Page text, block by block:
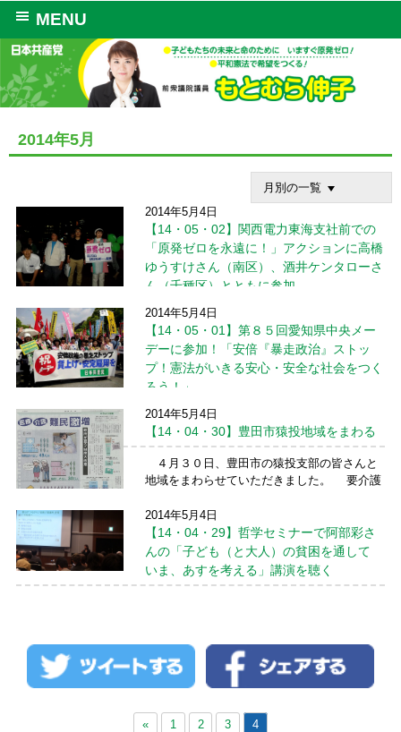
MENU
2014年5月
月別の一覧
2014年5月4日
【14・05・02】関西電力東海支社前での
「原発ゼロを永遠に！」アクションに高橋
ゆうすけさん（南区）、酒井ケンタローさ
ん（千種区）とともに参加
５月２日金曜日、関西電力東海支社前での
「原発ゼロを永遠に！」アクションに高橋ゆ
うすけさん（南区）、酒井ケンタローさん
（千種区）とともに参加。 通りがかった小
学生や中学生の子が、手拍子をとって一緒に
2014年5月4日
【14・05・01】第８５回愛知県中央メー
デーに参加！「安倍『暴走政治』ストッ
プ！憲法がいきる安心・安全な社会をつく
ろう！」
５月１日、第８５回愛知県中央メーデーに
参加しました。 名古屋栄での集会は３００
の参加者を合わせると４５００人のメーデー
です。 メーデーは、１８８６年５月１日、
2014年5月4日
【14・04・30】豊田市猿投地域をまわる
４月３０日、豊田市の猿投支部の皆さんと
地域をまわらせていただきました。 要介護
ょっとあがっていくかい」と介護の状況を教
えてくださいました。 病院や訪問入浴サー
ビスなどとも連携 ...続きを読む →
2014年5月4日
【14・04・29】哲学セミナーで阿部彩さ
んの「子ども（と大人）の貧困を通して
いま、あすを考える」講演を聴く
通して いま、あすを考える」というテーマ
の講演を聴きました。 誰もが「つながり」
「役割」「居場所」 ...続きを読む →
« 1 2 3 4